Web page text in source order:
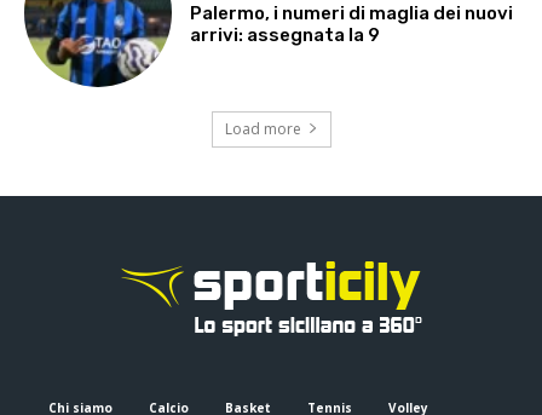
Palermo, i numeri di maglia dei nuovi
arrivi: assegnata la 9
Load more
Chi siamo Calcio Basket Tennis Volley